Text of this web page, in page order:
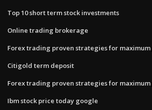
Top 10 short term stock investments
Online trading brokerage
Forex trading proven strategies for
Citigold term deposit
Forex trading proven strategies for
Ibm stock price today google